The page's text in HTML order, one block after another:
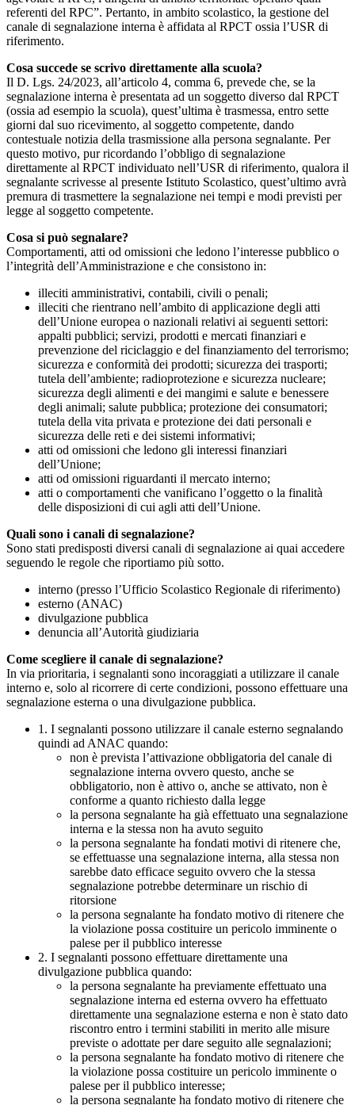
referenti del RPC”. Pertanto, in ambito scolastico, la gestione del
canale di segnalazione interna è affidata al RPCT ossia l’USR di
riferimento.
Cosa succede se scrivo direttamente alla scuola?
Il D. Lgs. 24/2023, all’articolo 4, comma 6, prevede che, se la
segnalazione interna è presentata ad un soggetto diverso dal RPCT
(ossia ad esempio la scuola), quest’ultima è trasmessa, entro sette
giorni dal suo ricevimento, al soggetto competente, dando
contestuale notizia della trasmissione alla persona segnalante. Per
questo motivo, pur ricordando l’obbligo di segnalazione
direttamente al RPCT individuato nell’USR di riferimento, qualora il
segnalante scrivesse al presente Istituto Scolastico, quest’ultimo avrà
premura di trasmettere la segnalazione nei tempi e modi previsti per
legge al soggetto competente.
Cosa si può segnalare?
Comportamenti, atti od omissioni che ledono l’interesse pubblico o
l’integrità dell’Amministrazione e che consistono in:
illeciti amministrativi, contabili, civili o penali;
illeciti che rientrano nell’ambito di applicazione degli atti
dell’Unione europea o nazionali relativi ai seguenti settori:
appalti pubblici; servizi, prodotti e mercati finanziari e
prevenzione del riciclaggio e del finanziamento del terrorismo;
sicurezza e conformità dei prodotti; sicurezza dei trasporti;
tutela dell’ambiente; radioprotezione e sicurezza nucleare;
sicurezza degli alimenti e dei mangimi e salute e benessere
degli animali; salute pubblica; protezione dei consumatori;
tutela della vita privata e protezione dei dati personali e
sicurezza delle reti e dei sistemi informativi;
atti od omissioni che ledono gli interessi finanziari
dell’Unione;
atti od omissioni riguardanti il mercato interno;
atti o comportamenti che vanificano l’oggetto o la finalità
delle disposizioni di cui agli atti dell’Unione.
Quali sono i canali di segnalazione?
Sono stati predisposti diversi canali di segnalazione ai quai accedere
seguendo le regole che riportiamo più sotto.
interno (presso l’Ufficio Scolastico Regionale di riferimento)
esterno (ANAC)
divulgazione pubblica
denuncia all’Autorità giudiziaria
Come scegliere il canale di segnalazione?
In via prioritaria, i segnalanti sono incoraggiati a utilizzare il canale
interno e, solo al ricorrere di certe condizioni, possono effettuare una
segnalazione esterna o una divulgazione pubblica.
1. I segnalanti possono utilizzare il canale esterno segnalando
quindi ad ANAC quando:
non è prevista l’attivazione obbligatoria del canale di
segnalazione interna ovvero questo, anche se
obbligatorio, non è attivo o, anche se attivato, non è
conforme a quanto richiesto dalla legge
la persona segnalante ha già effettuato una segnalazione
interna e la stessa non ha avuto seguito
la persona segnalante ha fondati motivi di ritenere che,
se effettuasse una segnalazione interna, alla stessa non
sarebbe dato efficace seguito ovvero che la stessa
segnalazione potrebbe determinare un rischio di
ritorsione
la persona segnalante ha fondato motivo di ritenere che
la violazione possa costituire un pericolo imminente o
palese per il pubblico interesse
2. I segnalanti possono effettuare direttamente una
divulgazione pubblica quando:
la persona segnalante ha previamente effettuato una
segnalazione interna ed esterna ovvero ha effettuato
direttamente una segnalazione esterna e non è stato dato
riscontro entro i termini stabiliti in merito alle misure
previste o adottate per dare seguito alle segnalazioni;
la persona segnalante ha fondato motivo di ritenere che
la violazione possa costituire un pericolo imminente o
palese per il pubblico interesse;
la persona segnalante ha fondato motivo di ritenere che